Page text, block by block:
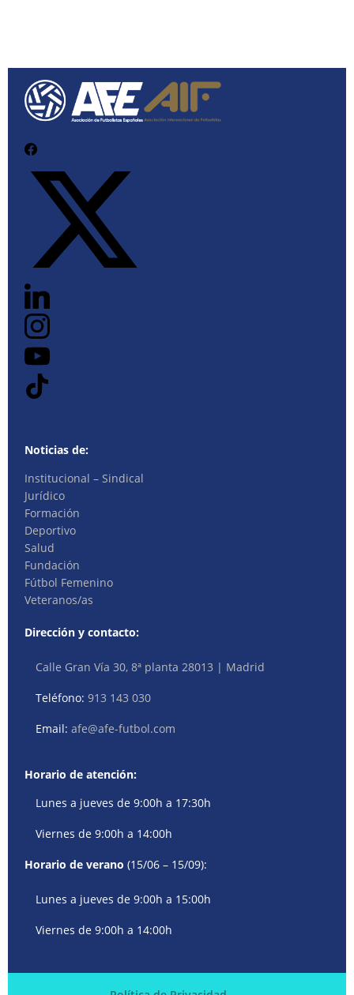
Noticias de:
Institucional – Sindical
Jurídico
Formación
Deportivo
Salud
Fundación
Fútbol Femenino
Veteranos/as
Dirección y contacto:
Calle Gran Vía 30, 8ª planta 28013 | Madrid
Teléfono:913 143 030
Email:afe@afe-futbol.com
Horario de atención:
Lunes a jueves de 9:00h a 17:30h
Viernes de 9:00h a 14:00h
Horario de verano (15/06 – 15/09):
Lunes a jueves de 9:00h a 15:00h
Viernes de 9:00h a 14:00h